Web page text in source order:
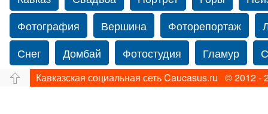
Фотография
Вершина Фоторепортаж
Снег
Домбай Фотостудия Гламур
Путешествие
Перевал Ущелье
Кавказская социальная сеть Caucasus.ru © 2012 -